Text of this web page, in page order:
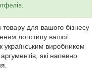
для вашого бізнесу
логотипу вашої
українським виробником
які напевно